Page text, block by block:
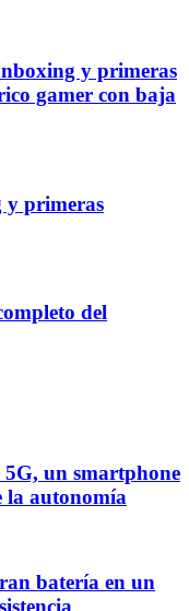
y primeras
gamer con baja
primeras
del
un smartphone
la autonomía
batería en un